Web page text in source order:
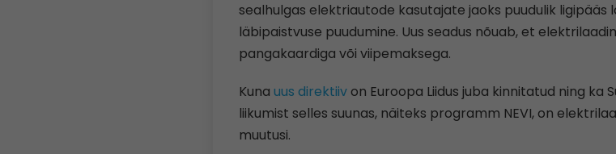
sealhulgas elektriautode kasutajate jaoks puudulik
läbipaistvuse puudumine. Uus seadus nõuab, et
pangakaardiga või viipemaksega.
Kuna uus direktiivon Euroopa Liidus juba kinnitatud ning ka
liikumist selles suunas, näiteks programm NEVI, on
muutusi.